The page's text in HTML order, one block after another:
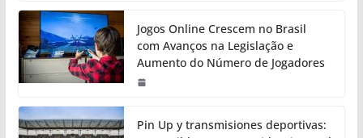
Jogos Online Crescem no Brasil
com Avanços na Legislação e
Aumento do Número de Jogadores
Pin Up y transmisiones deportivas: